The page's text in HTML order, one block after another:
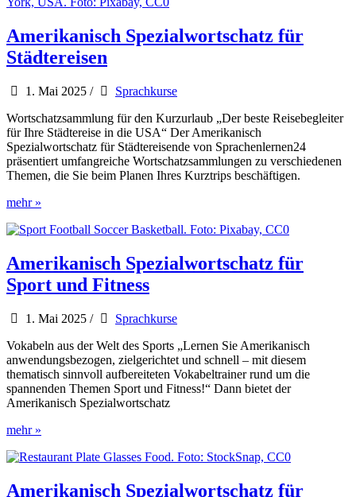
Amerikanisch Spezialwortschatz für
Städtereisen
1. Mai 2025 /
Sprachkurse
Wortschatzsammlung für den Kurzurlaub „Der beste Reisebegleiter
für Ihre Städtereise in die USA“ Der Amerikanisch
Spezialwortschatz für Städtereisende von Sprachenlernen24
präsentiert umfangreiche Wortschatzsammlungen zu verschiedenen
Themen, die Sie beim Planen Ihres Kurztrips beschäftigen.
Amerikanisch
für
mehr »
Amerikanisch Spezialwortschatz für
Sport und Fitness
1. Mai 2025 /
Sprachkurse
Vokabeln aus der Welt des Sports „Lernen Sie Amerikanisch
anwendungsbezogen, zielgerichtet und schnell – mit diesem
thematisch sinnvoll aufbereiteten Vokabeltrainer rund um die
spannenden Themen Sport und Fitness!“ Dann bietet der
Amerikanisch Spezialwortschatz
Amerikanisch
für
und
mehr »
Amerikanisch Spezialwortschatz für